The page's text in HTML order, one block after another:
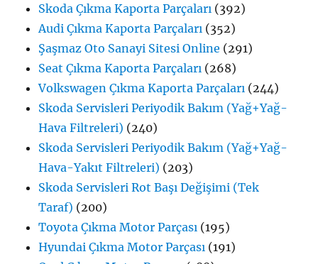
Skoda Çıkma Kaporta Parçaları (392)
Audi Çıkma Kaporta Parçaları (352)
Şaşmaz Oto Sanayi Sitesi Online (291)
Seat Çıkma Kaporta Parçaları (268)
Volkswagen Çıkma Kaporta Parçaları (244)
Skoda Servisleri Periyodik Bakım (Yağ+Yağ-
Hava Filtreleri) (240)
Skoda Servisleri Periyodik Bakım (Yağ+Yağ-
Hava-Yakıt Filtreleri) (203)
Skoda Servisleri Rot Başı Değişimi (Tek
Taraf) (200)
Toyota Çıkma Motor Parçası (195)
Hyundai Çıkma Motor Parçası (191)